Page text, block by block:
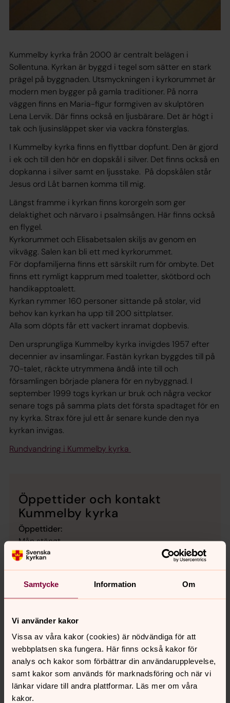
Samtycke Information Om
Vi använder kakor
Vissa av våra kakor (cookies) är nödvändiga för att
webbplatsen ska fungera. Här finns också kakor för
analys och kakor som förbättrar din användarupplevelse,
samt kakor som används för marknadsföring och när vi
länkar vidare till andra plattformar. Läs mer om våra
kakor.
Kummelby kyrka från 2000 är centralt belägen i
Sollentuna. Kyrkan är byggd i tegel som sätter en stark
prägel på byggnaden. Utsmyckningen i kyrkorummet är
modern men bygger på gamla traditioner. På norra
väggen finns en Maria-figur formgiven av skulptören
Lena Lervik. Där finns också en ljusbärare. Det är högt i
tak och ljusinsläppet sker via vackra fönsterglas.
I Kummelby kyrka finns en flyttbar dopfunt. Den är gjord
i ek och till den hör en dopskål i silver. Det finns också en
dopkanna i silver samt en ljusstake. På dopskålen står
Jesus ord Låt barnen komma till mig.
Längst framme i kyrkan finns kororgeln som ger
delaktighet och närvaro i psalmsången. Här finns också
en flygel.
Kyrkorummet och Elisabetsalen skiljs av genom en
vikvägg. Salen kan bli ett med kyrkorummet.
För dopfamiljerna finns ett särskilt rum för ombyte. Det
finns ett rymligt kapprum med toaletter, skötbord och
handikapptoalett.
Kyrkan rymmer 160 personer sittande på stolar, vid
behov kan kyrkan ha upp till 200 sittplatser.
Alla som döpts får ett vackert inramat dopbevis.
Den ursprungliga Kummelby kyrka invigdes 1957 efter
decennier av insamlingar. Fastän kyrkan byggdes till på
70-talet, räckte utrymmena ändå inte till och
församlingen började planera för en nybyggnad. I
september 1999 togs kyrkan ur bruk och några veckor
senare togs på samma plats det första spadtaget för en
ny kyrka. Strax före jul ett år senare kunde den nya
kyrkan invigas.
Rundvandring i Kummelby kyrka
Öppettider och kontakt
Kummelby kyrka
Öppettider:
Mån stängt
Tis-fre kl. 9.00-15.00
Kontakt
Tfn 08-505 513 00
Sollentunavägen 83
191 40 Sollentuna
Karta
Sociala medier:
facebook: Kummelby kyrka
instagram: @kummelbykyrka